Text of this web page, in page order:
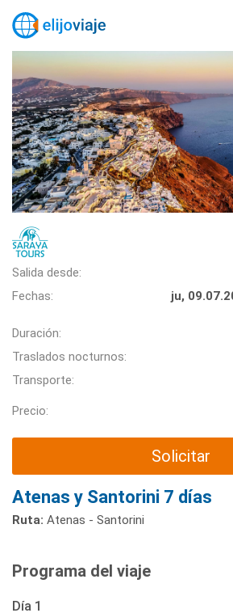
Salida desde:
Fechas:
ju,
Duración:
Traslados nocturnos:
Transporte:
Precio:
Solicitar
Atenas y Santorini 7 días
Ruta: Atenas - Santorini
Programa del viaje
Día 1